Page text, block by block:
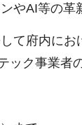
やAI等の
て府内に
ック事業者